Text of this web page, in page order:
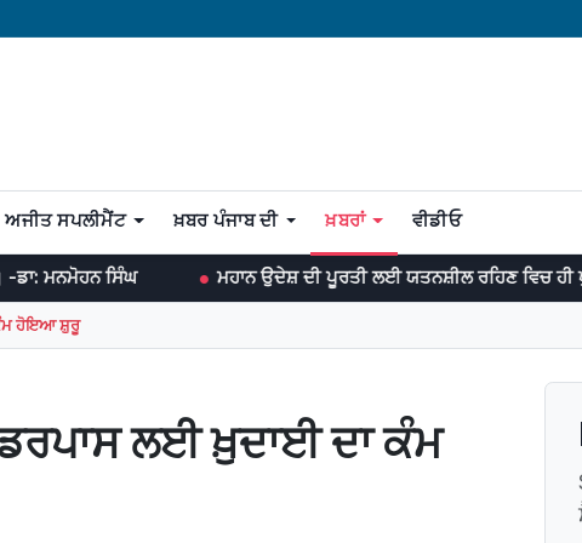
ਅਜੀਤ ਸਪਲੀਮੈਂਟ ਖ਼ਬਰ ਪੰਜਾਬ ਦੀ ਖ਼ਬਰਾਂ ਵੀਡੀਓ
ਮਹਾਨ ਉਦੇਸ਼ ਦੀ ਪੂਰਤੀ ਲਈ ਯਤਨਸ਼ੀਲ ਰਹਿਣ ਵਿਚ ਹੀ ਖੁਸ਼ੀ ਛੁਪੀ ਹੁੰਦੀ ਹੈ।
ਹੋਇਆ ਸ਼ੁਰੂ
ਲਈ ਖ਼ੁਦਾਈ ਦਾ ਕੰਮ